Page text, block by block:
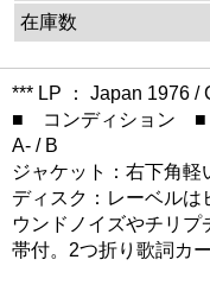
在庫数
*** LP ： Japan 1976 /
■ コンディション ■
A- / B
ジャケット：右下角軽
ディスク：レーベル
ウンドノイズやチリプ
帯付。2つ折り歌詞カー